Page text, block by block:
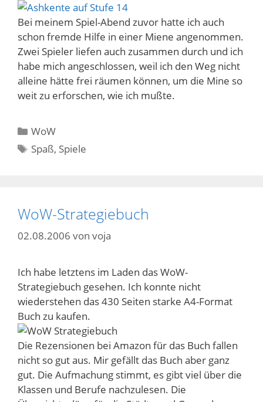
Bei meinem Spiel-Abend zuvor hatte ich auch
schon fremde Hilfe in einer Miene angenommen.
Zwei Spieler liefen auch zusammen durch und ich
habe mich angeschlossen, weil ich den Weg nicht
alleine hätte frei räumen können, um die Mine so
weit zu erforschen, wie ich mußte.
Kategorien
WoW
Schlagwörter
Spaß, Spiele
WoW-Strategiebuch
02.08.2006 von voja
Ich habe letztens im Laden das WoW-
Strategiebuch gesehen. Ich konnte nicht
wiederstehen das 430 Seiten starke A4-Format
Buch zu kaufen.
Die Rezensionen bei Amazon für das Buch fallen
nicht so gut aus. Mir gefällt das Buch aber ganz
gut. Die Aufmachung stimmt, es gibt viel über die
Klassen und Berufe nachzulesen. Die